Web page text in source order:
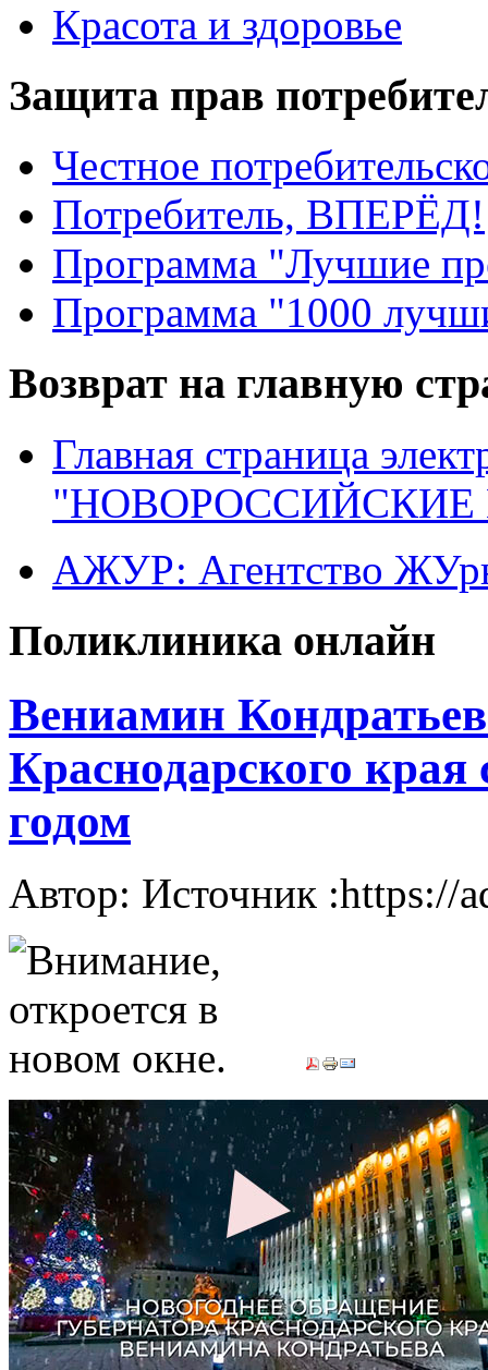
Красота и здоровье
Защита прав
Честное
Потребитель, ВПЕРЁД!
Программа "Лучшие
Программа "1000
Возврат на главную
Главная страница
"НОВОРОССИЙСКИЕ
АЖУР: Агентство
Поликлиника онлайн
Вениамин
Краснодарского
годом
Автор: Источник :https://